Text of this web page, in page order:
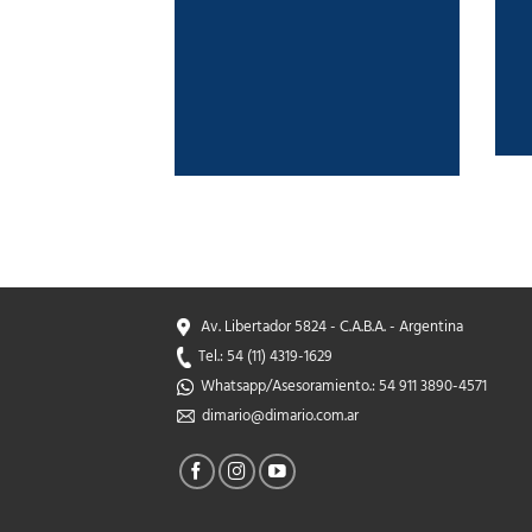
Av. Libertador 5824 - C.A.B.A. - Argentina
Tel.: 54 (11) 4319-1629
Whatsapp/Asesoramiento.: 54 911 3890-4571
dimario@dimario.com.ar